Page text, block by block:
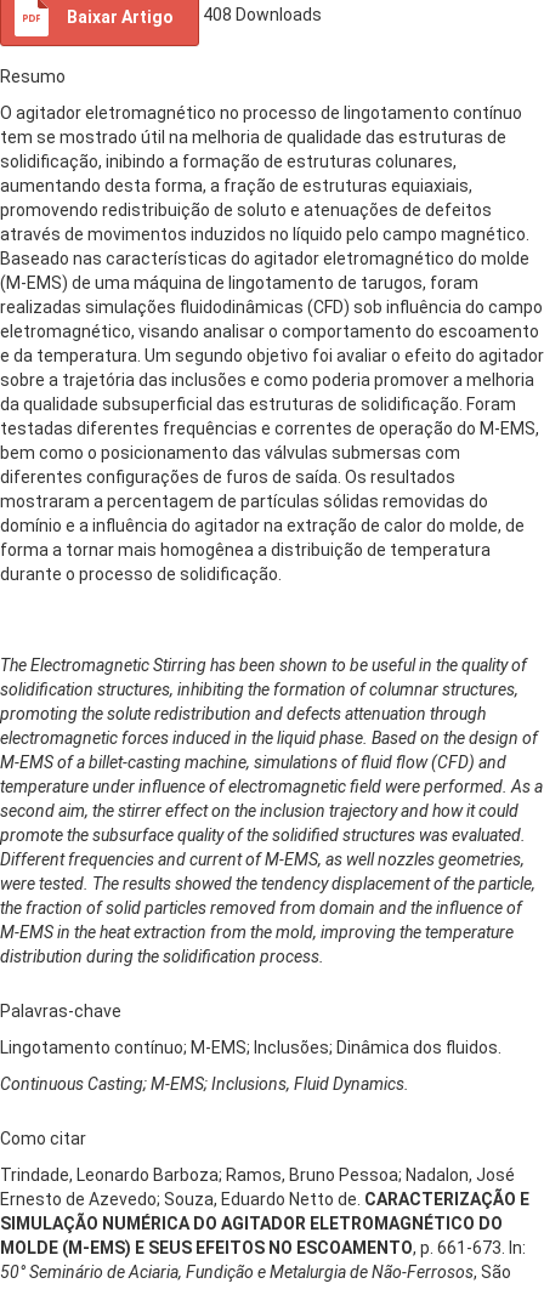
Baixar Artigo 408 Downloads
Resumo
O agitador eletromagnético no processo de lingotamento contínuo
tem se mostrado útil na melhoria de qualidade das estruturas de
solidificação, inibindo a formação de estruturas colunares,
aumentando desta forma, a fração de estruturas equiaxiais,
promovendo redistribuição de soluto e atenuações de defeitos
através de movimentos induzidos no líquido pelo campo magnético.
Baseado nas características do agitador eletromagnético do molde
(M-EMS) de uma máquina de lingotamento de tarugos, foram
realizadas simulações fluidodinâmicas (CFD) sob influência do campo
eletromagnético, visando analisar o comportamento do escoamento
e da temperatura. Um segundo objetivo foi avaliar o efeito do agitador
sobre a trajetória das inclusões e como poderia promover a melhoria
da qualidade subsuperficial das estruturas de solidificação. Foram
testadas diferentes frequências e correntes de operação do M-EMS,
bem como o posicionamento das válvulas submersas com
diferentes configurações de furos de saída. Os resultados
mostraram a percentagem de partículas sólidas removidas do
domínio e a influência do agitador na extração de calor do molde, de
forma a tornar mais homogênea a distribuição de temperatura
durante o processo de solidificação.
The Electromagnetic Stirring has been shown to be useful in the quality of
solidification structures, inhibiting the formation of columnar structures,
promoting the solute redistribution and defects attenuation through
electromagnetic forces induced in the liquid phase. Based on the design of
M-EMS of a billet-casting machine, simulations of fluid flow (CFD) and
temperature under influence of electromagnetic field were performed. As a
second aim, the stirrer effect on the inclusion trajectory and how it could
promote the subsurface quality of the solidified structures was evaluated.
Different frequencies and current of M-EMS, as well nozzles geometries,
were tested. The results showed the tendency displacement of the particle,
the fraction of solid particles removed from domain and the influence of
M-EMS in the heat extraction from the mold, improving the temperature
distribution during the solidification process.
Palavras-chave
Lingotamento contínuo; M-EMS; Inclusões; Dinâmica dos fluidos.
Continuous Casting; M-EMS; Inclusions, Fluid Dynamics.
Como citar
Trindade, Leonardo Barboza; Ramos, Bruno Pessoa; Nadalon, José
Ernesto de Azevedo; Souza, Eduardo Netto de. CARACTERIZAÇÃO E
SIMULAÇÃO NUMÉRICA DO AGITADOR ELETROMAGNÉTICO DO
MOLDE (M-EMS) E SEUS EFEITOS NO ESCOAMENTO, p. 661-673. In:
50° Seminário de Aciaria, Fundição e Metalurgia de Não-Ferrosos, São